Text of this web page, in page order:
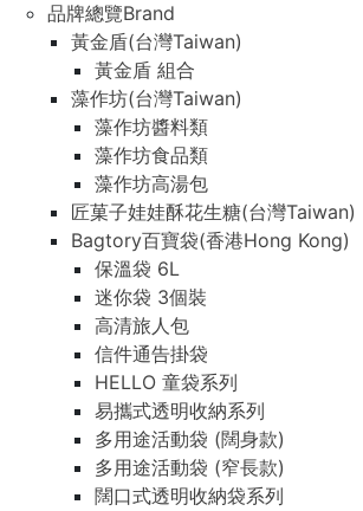
品牌總覽Brand
黃金盾(台灣Taiwan)
黃金盾 組合
藻作坊(台灣Taiwan)
藻作坊醬料類
藻作坊食品類
藻作坊高湯包
匠菓子娃娃酥花生糖(台灣Taiwan)
Bagtory百寶袋(香港Hong Kong)
保溫袋 6L
迷你袋 3個裝
高清旅人包
信件通告掛袋
HELLO 童袋系列
易攜式透明收納系列
多用途活動袋 (闊身款)
多用途活動袋 (窄長款)
闊口式透明收納袋系列